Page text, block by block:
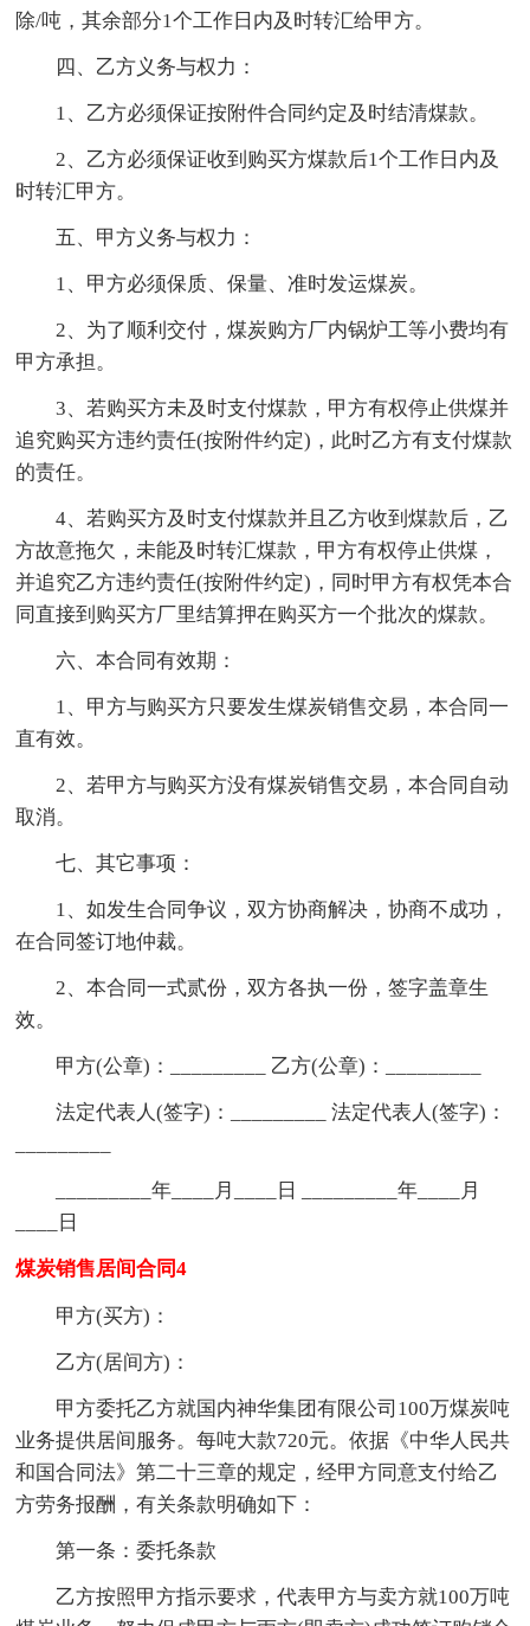
除/吨，其余部分1个工作日内及时转汇给甲方。
四、乙方义务与权力：
1、乙方必须保证按附件合同约定及时结清煤款。
2、乙方必须保证收到购买方煤款后1个工作日内及
时转汇甲方。
五、甲方义务与权力：
1、甲方必须保质、保量、准时发运煤炭。
2、为了顺利交付，煤炭购方厂内锅炉工等小费均有
甲方承担。
3、若购买方未及时支付煤款，甲方有权停止供煤并
追究购买方违约责任(按附件约定)，此时乙方有支付煤款
的责任。
4、若购买方及时支付煤款并且乙方收到煤款后，乙
方故意拖欠，未能及时转汇煤款，甲方有权停止供煤，
并追究乙方违约责任(按附件约定)，同时甲方有权凭本合
同直接到购买方厂里结算押在购买方一个批次的煤款。
六、本合同有效期：
1、甲方与购买方只要发生煤炭销售交易，本合同一
直有效。
2、若甲方与购买方没有煤炭销售交易，本合同自动
取消。
七、其它事项：
1、如发生合同争议，双方协商解决，协商不成功，
在合同签订地仲裁。
2、本合同一式贰份，双方各执一份，签字盖章生
效。
甲方(公章)：_________ 乙方(公章)：_________
法定代表人(签字)：_________ 法定代表人(签字)：
_________年____月____日 _________年____月
____日
煤炭销售居间合同4
甲方(买方)：
乙方(居间方)：
甲方委托乙方就国内神华集团有限公司100万煤炭吨
业务提供居间服务。每吨大款720元。依据《中华人民共
和国合同法》第二十三章的规定，经甲方同意支付给乙
方劳务报酬，有关条款明确如下：
第一条：委托条款
乙方按照甲方指示要求，代表甲方与卖方就100万吨